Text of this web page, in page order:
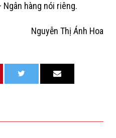
Ngân hàng nói riêng.
Nguyễn Thị Ánh Hoa